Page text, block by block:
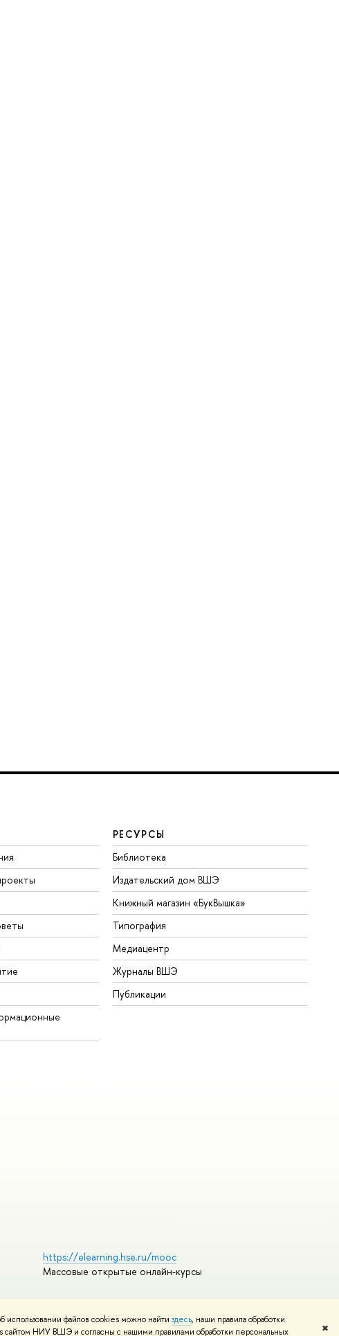
файлов cookies можно найти здесь, наши правила обработки
сайтом НИУ ВШЭ и согласны с нашими правилами обработки персональных ✖
РЕСУРСЫ
Библиотека
Издательский дом ВШЭ
Книжный магазин «БукВышка»
Типография
Медиацентр
Журналы ВШЭ
Публикации
https://elearning.hse.ru/mooc
Массовые открытые онлайн-курсы
Редактору